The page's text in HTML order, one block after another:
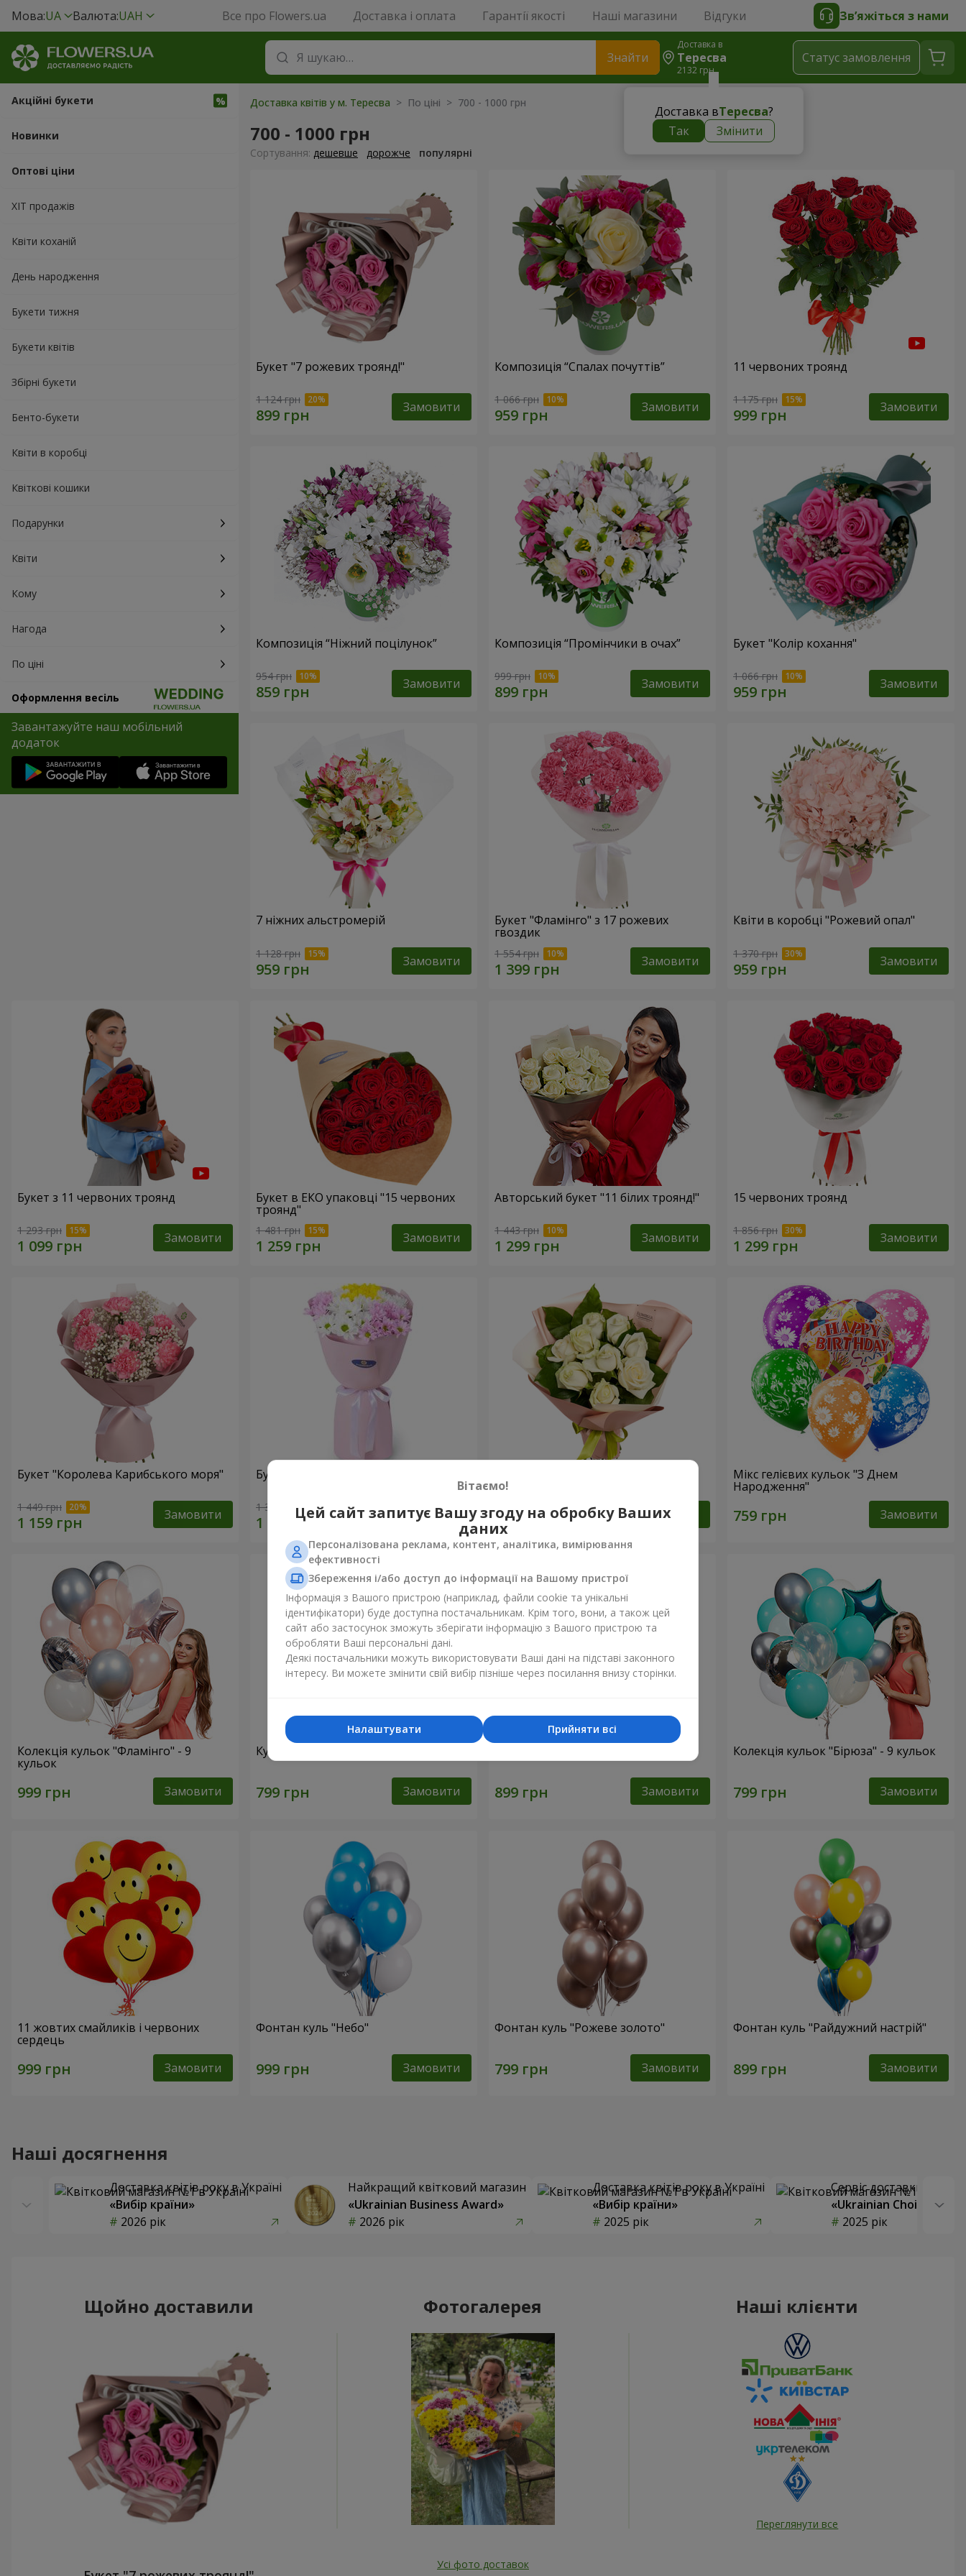
Мова:UA Валюта:UAH Все про Flowers.ua Доставка і оплата Гарантії якості Наші магазини Відгуки Зв’яжіться з нами
Знайти
Доставка в
Тересва
2132 грн
Доставка вТересва?
Так
Змінити
Статус замовлення
Акційні букети
Новинки
Оптові ціни
ХІТ продажів
Квіти коханій
День народження
Букети тижня
Букети квітів
Збірні букети
Бенто-букети
Квіти в коробці
Квіткові кошики
Подарунки
Квіти
Кому
Нагода
По ціні
Оформлення весіль
Завантажуйте наш мобільний
додаток
Доставка квітів у м. Тересва > По ціні > 700 - 1000 грн
700 - 1000 грн
Сортування: дешевше дорожче популярні
Букет "7 рожевих троянд!"
1 124 грн Замовити
Композиція “Спалах почуттів”
1 066 грн Замовити
11 червоних троянд
1 175 грн Замовити
Композиція “Ніжний поцілунок”
954 грн Замовити
Композиція “Промінчики в очах”
999 грн Замовити
Букет "Колір кохання"
1 066 грн Замовити
7 ніжних альстромерій
1 128 грн Замовити
Букет "Фламінго" з 17 рожевих
гвоздик
1 554 грн Замовити
Квіти в коробці "Рожевий опал"
1 370 грн Замовити
Букет з 11 червоних троянд
1 293 грн Замовити
Букет в ЕКО упаковці "15 червоних
троянд"
1 481 грн Замовити
Авторський букет "11 білих троянд!"
1 443 грн Замовити
15 червоних троянд
1 856 грн Замовити
Букет "Королева Карибського моря"
1 449 грн Замовити
Букет "Пори року"
1 374 грн Замовити 1 288 грн Замовити
Мікс гелієвих кульок "З Днем
Народження"
Замовити
Колекція кульок "Фламінго" - 9
кульок
Замовити
Кульки "Цифри"
Замовити Замовити
Колекція кульок "Бірюза" - 9 кульок
Замовити
11 жовтих смайликів і червоних
сердець
Замовити
Фонтан куль "Небо"
Замовити
Фонтан куль "Рожеве золото"
Замовити
Фонтан куль "Райдужний настрій"
Замовити
Наші досягнення
Доставка квітів року в Україні
«Вибір країни»
2026 рік
Найкращий квітковий магазин
«Ukrainian Business Award»
2026 рік
Доставка квітів року в Україні
«Вибір країни»
2025 рік
Сервіс доставки квітів
«Ukrainian Choice»
2025 рік
Щойно доставили Фотогалерея
Усі фото доставок
Наші клієнти
Переглянути все
Вітаємо!
Цей сайт запитує Вашу згоду на обробку Ваших
даних
Персоналізована реклама, контент, аналітика, вимірювання
ефективності
Збереження і/або доступ до інформації на Вашому пристрої
Інформація з Вашого пристрою (наприклад, файли cookie та унікальні
ідентифікатори) буде доступна постачальникам. Крім того, вони, а також цей
сайт або застосунок зможуть зберігати інформацію з Вашого пристрою та
обробляти Ваші персональні дані.
Деякі постачальники можуть використовувати Ваші дані на підставі законного
інтересу. Ви можете змінити свій вибір пізніше через посилання внизу сторінки.
Прийняти всі
Налаштувати